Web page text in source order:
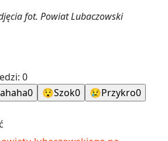
fot. Powiat Lubaczowski
0
0 😯Szok0 😢Przykro0